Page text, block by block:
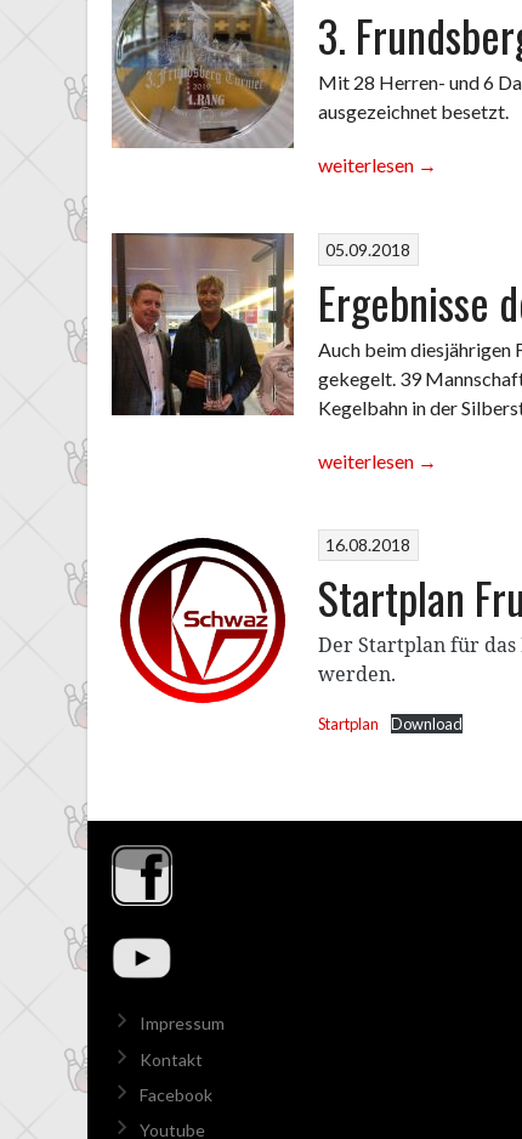
3.
Mit 28 Herren- und 6
ausgezeichnet besetzt.
„3.
ein
Erfolg“
weiterlesen →
05.09.2018
Ergebnisse
Auch beim diesjährigen
gekegelt. 39
Kegelbahn in der
„Ergebnisse
Frundsbergturniers“
weiterlesen →
16.08.2018
Startplan
Der Startplan für
werden.
Startplan Download
Impressum
Kontakt
Facebook
Youtube